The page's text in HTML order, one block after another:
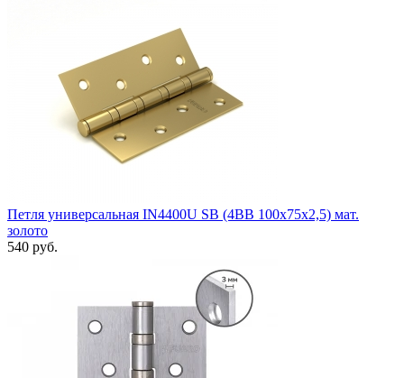
Петля универсальная IN4400U SB (4BB 100x75x2,5) мат.
золото
540 руб.